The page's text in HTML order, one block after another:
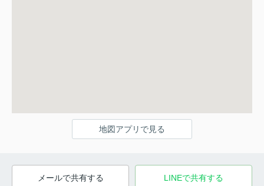
地図アプリで見る
メールで共有する LINEで共有する